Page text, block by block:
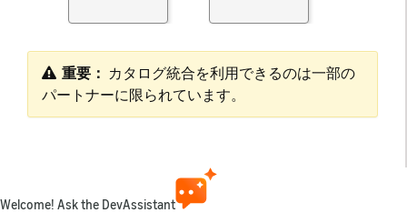
重要： ​ カタログ統合を利用できるのは一部の
パートナーに限られています。
テージング環境のFire TVデバイスでコンテンツ統合を
十分にテストする必要があります。カタログを検証す
ると、コンテンツが検出可能で正しく表示されるこ
Welcome! Ask the DevAssistant